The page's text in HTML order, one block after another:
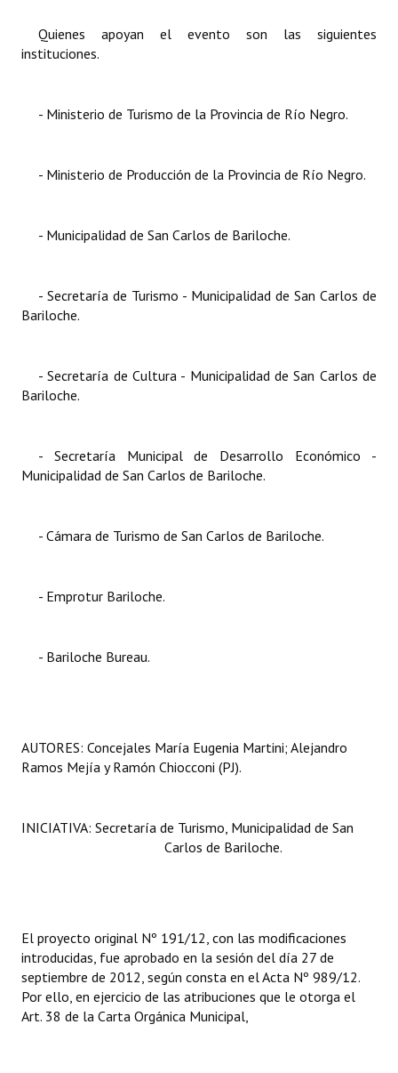
Quienes apoyan el evento son las siguientes
instituciones.
- Ministerio de Turismo de la Provincia de Río Negro.
- Ministerio de Producción de la Provincia de Río Negro.
- Municipalidad de San Carlos de Bariloche.
- Secretaría de Turismo - Municipalidad de San Carlos de
Bariloche.
- Secretaría de Cultura - Municipalidad de San Carlos de
Bariloche.
- Secretaría Municipal de Desarrollo Económico -
Municipalidad de San Carlos de Bariloche.
- Cámara de Turismo de San Carlos de Bariloche.
- Emprotur Bariloche.
- Bariloche Bureau.
AUTORES: Concejales María Eugenia Martini; Alejandro
Ramos Mejía y Ramón Chiocconi (PJ).
INICIATIVA: Secretaría de Turismo, Municipalidad de San
Carlos de Bariloche.
El proyecto original Nº 191/12, con las modificaciones
introducidas, fue aprobado en la sesión del día 27 de
septiembre de 2012, según consta en el Acta Nº 989/12.
Por ello, en ejercicio de las atribuciones que le otorga el
Art. 38 de la Carta Orgánica Municipal,